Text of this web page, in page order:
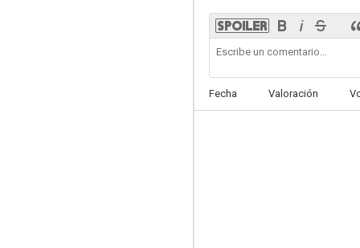
Fecha Valoración